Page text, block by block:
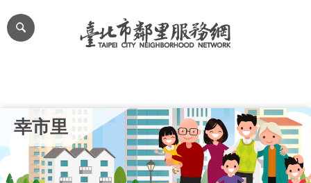
跳到主要內容區塊
網
站
幸市里